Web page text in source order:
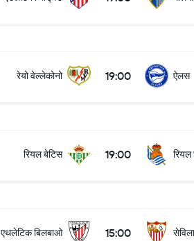
रेयो वेल्लेकोनो 19:00 ऐलस
रियल बेटिस 19:00 रियल
एथलेटिक बिलबाओ 15:00 सेविला